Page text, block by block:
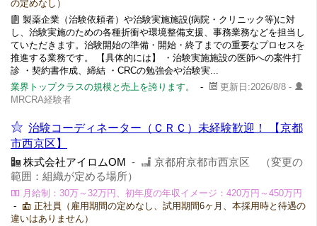
の定めなし）
製薬企業（治験依頼者）や治験実施施設(病院・クリニック等)に対
し、治験実施のための各種折衝や環境整備支援、事務業務などを担当し
ていただきます。治験開始の準備・開始・終了までの重要なプロセスを
推進する業務です。 【具体的には】 ・治験実施施設の医師への案件打
診 ・契約書作成、締結 ・CRCの勉強会や治験実...
業界トップクラスの規模と売上を誇ります。
-
更新日:2026/8/8 -
MRCRA経験者
治験コーディネーター（ＣＲＣ）未経験歓迎！ 【京都
市西京区】
株式会社アイロムOM -
京都府京都市西京区 （変更の
範囲：組織が定める場所）
月給制：30万～32万円、初年度の年収イメージ：420万円～450万円
-
正社員（雇用期間の定めなし、試用期間6ヶ月、本採用時と待遇の
違いはありません）